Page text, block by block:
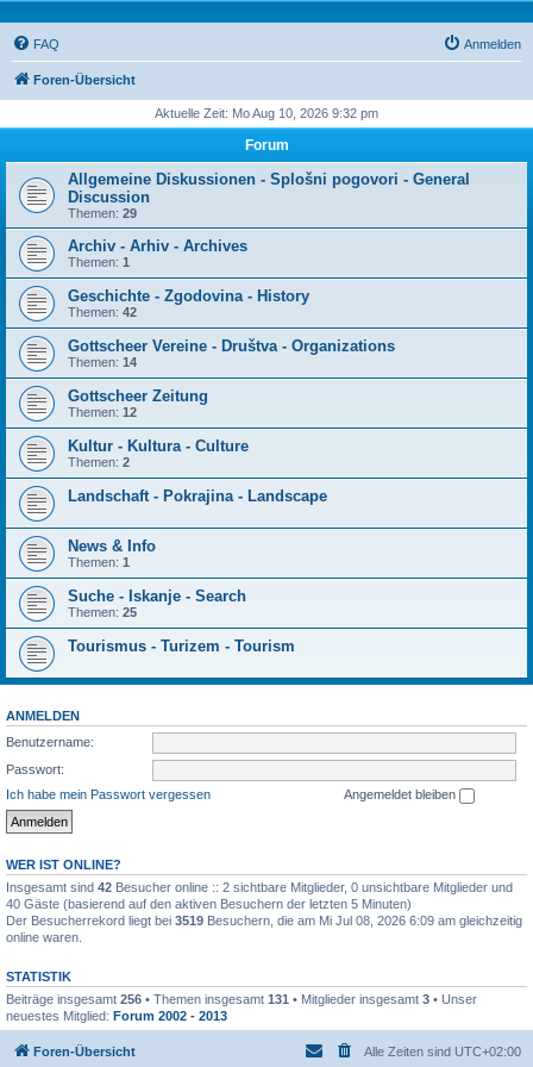
FAQ Anmelden
Foren-Übersicht
Aktuelle Zeit: Mo Aug 10, 2026 9:32 pm
Forum
Allgemeine Diskussionen - Splošni pogovori - General
Discussion
Themen: 29
Archiv - Arhiv - Archives
Themen: 1
Geschichte - Zgodovina - History
Themen: 42
Gottscheer Vereine - Društva - Organizations
Themen: 14
Gottscheer Zeitung
Themen: 12
Kultur - Kultura - Culture
Themen: 2
Landschaft - Pokrajina - Landscape
News & Info
Themen: 1
Suche - Iskanje - Search
Themen: 25
Tourismus - Turizem - Tourism
ANMELDEN
Benutzername:
Passwort:
Ich habe mein Passwort vergessen
Angemeldet bleiben
WER IST ONLINE?
Insgesamt sind 42 Besucher online :: 2 sichtbare Mitglieder, 0 unsichtbare Mitglieder und
40 Gäste (basierend auf den aktiven Besuchern der letzten 5 Minuten)
Der Besucherrekord liegt bei 3519 Besuchern, die am Mi Jul 08, 2026 6:09 am gleichzeitig
online waren.
STATISTIK
Beiträge insgesamt 256 • Themen insgesamt 131 • Mitglieder insgesamt 3 • Unser
neuestes Mitglied: Forum 2002 - 2013
Foren-Übersicht Alle Zeiten sind UTC+02:00